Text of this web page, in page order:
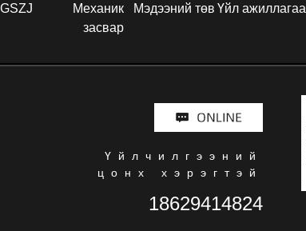
GSZJ
Механик
засвар
Мэдээний төв Үйл ажиллагаа
Үйлчилгээний
цонх хэрэгтэй
18629414824